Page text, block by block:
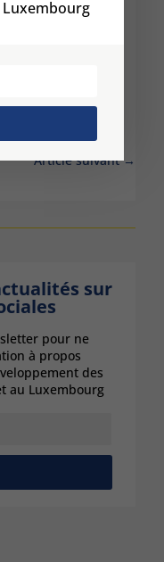
Article suivant→
sur
pour ne
à propos
des
au Luxembourg
Luxembourg